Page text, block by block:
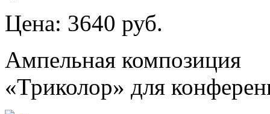
Цена: 3640 руб.
Ампельная композиция
«Триколор» для